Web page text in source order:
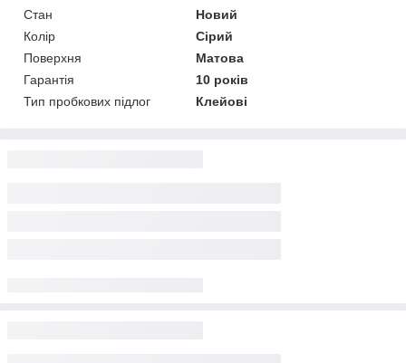
Стан
Новий
Колір
Сірий
Поверхня
Матова
Гарантія
10 років
Тип пробкових підлог
Клейові